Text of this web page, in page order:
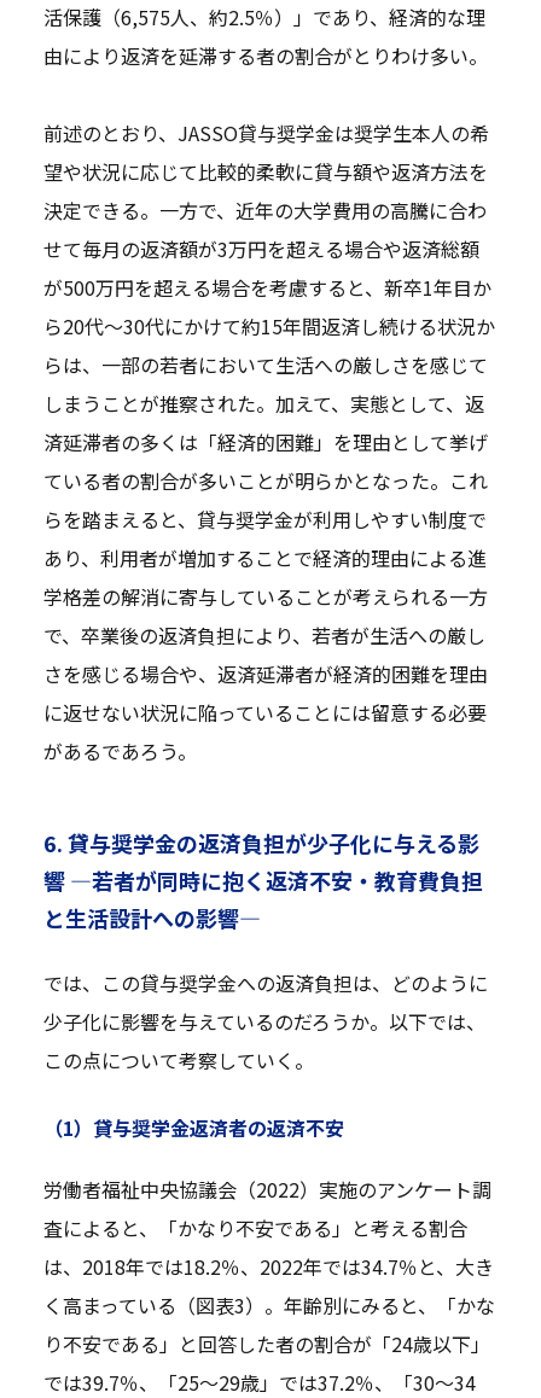
活保護（6,575人、約2.5％）」であり、経済的な理
由により返済を延滞する者の割合がとりわけ多い。
前述のとおり、JASSO貸与奨学金は奨学生本人の希
望や状況に応じて比較的柔軟に貸与額や返済方法を
決定できる。一方で、近年の大学費用の高騰に合わ
せて毎月の返済額が3万円を超える場合や返済総額
が500万円を超える場合を考慮すると、新卒1年目か
ら20代～30代にかけて約15年間返済し続ける状況か
らは、一部の若者において生活への厳しさを感じて
しまうことが推察された。加えて、実態として、返
済延滞者の多くは「経済的困難」を理由として挙げ
ている者の割合が多いことが明らかとなった。これ
らを踏まえると、貸与奨学金が利用しやすい制度で
あり、利用者が増加することで経済的理由による進
学格差の解消に寄与していることが考えられる一方
で、卒業後の返済負担により、若者が生活への厳し
さを感じる場合や、返済延滞者が経済的困難を理由
に返せない状況に陥っていることには留意する必要
があるであろう。
6. 貸与奨学金の返済負担が少子化に与える影
響 —若者が同時に抱く返済不安・教育費負担
と生活設計への影響—
では、この貸与奨学金への返済負担は、どのように
少子化に影響を与えているのだろうか。以下では、
この点について考察していく。
（1）貸与奨学金返済者の返済不安
労働者福祉中央協議会（2022）実施のアンケート調
査によると、「かなり不安である」と考える割合
は、2018年では18.2％、2022年では34.7％と、大き
く高まっている（図表3）。年齢別にみると、「かな
り不安である」と回答した者の割合が「24歳以下」
では39.7％、「25～29歳」では37.2％、「30～34